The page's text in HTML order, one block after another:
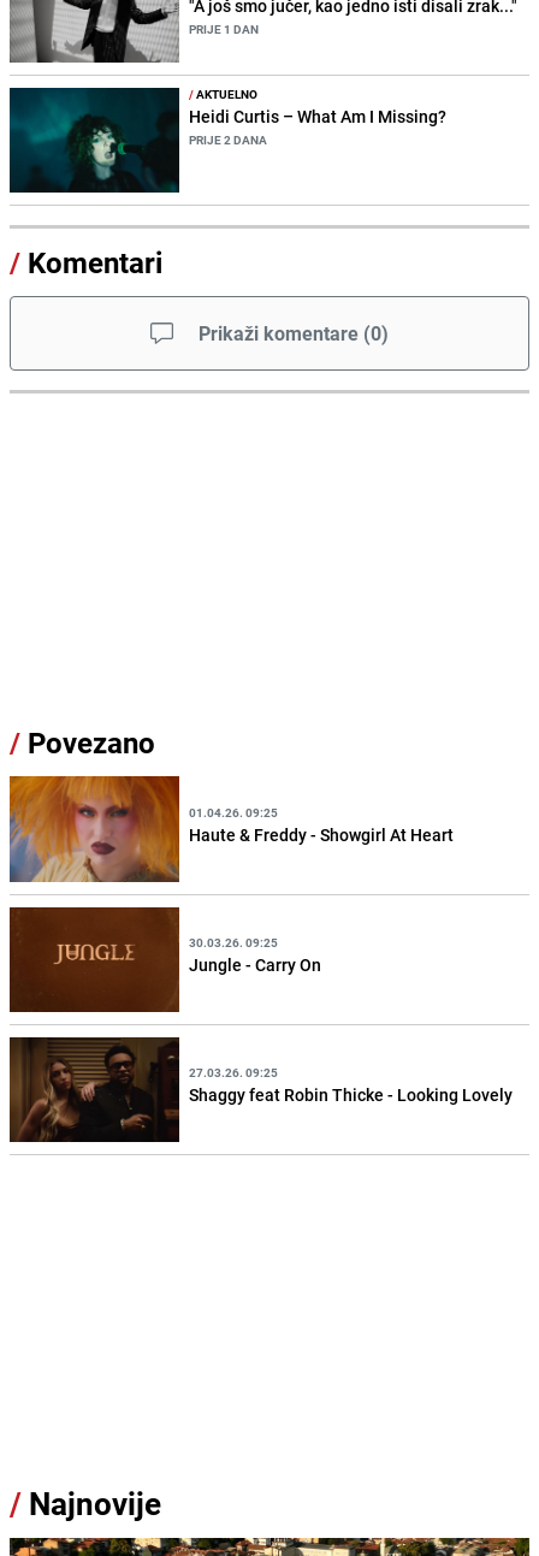
"A još smo jučer, kao jedno isti disali zrak..."
PRIJE 1 DAN
/AKTUELNO
Heidi Curtis – What Am I Missing?
PRIJE 2 DANA
/ Komentari
Prikaži komentare (0)
/ Povezano
01.04.26. 09:25
Haute & Freddy - Showgirl At Heart
30.03.26. 09:25
Jungle - Carry On
27.03.26. 09:25
Shaggy feat Robin Thicke - Looking Lovely
/ Najnovije